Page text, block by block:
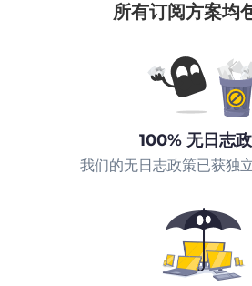
所有订阅方案均
100% 无日志
我们的无日志政策已获独